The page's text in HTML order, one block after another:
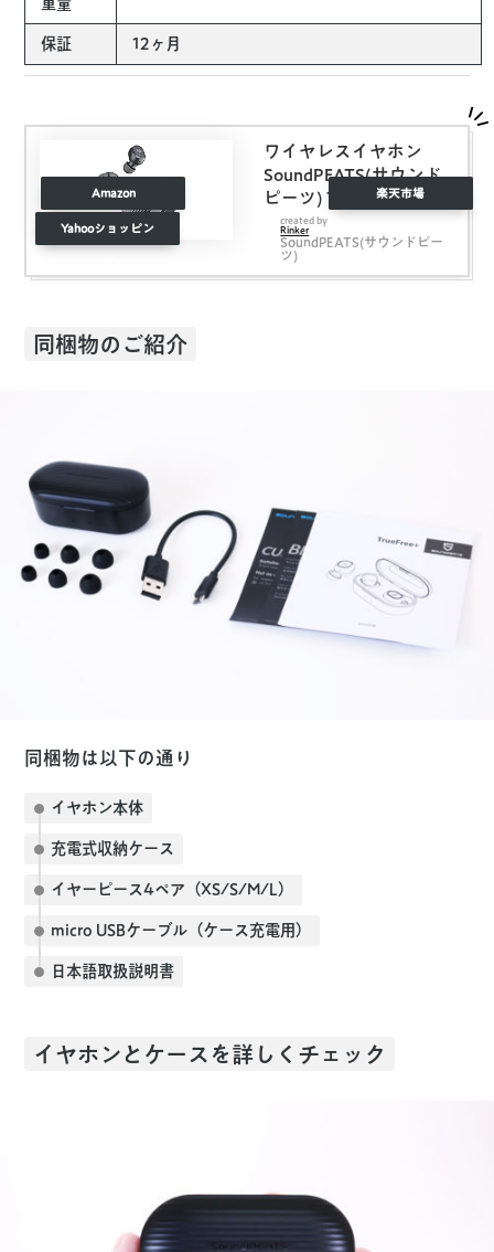
保証 12ヶ月
ワイヤレスイヤホン
SoundPEATS(サウンド
ピーツ) Truefree+
Bluetooth イヤホン 35
時間再生 Bluetooth 5.0
完全ワイヤレス イヤホ
created by
Rinker
SoundPEATS(サウンドピー
ツ)
Amazon 楽天市場
Yahooショッピン
同梱物のご紹介
同梱物は以下の通り
イヤホン本体
充電式収納ケース
イヤーピース4ペア（XS/S/M/L）
micro USBケーブル（ケース充電用）
日本語取扱説明書
イヤホンとケースを詳しくチェック